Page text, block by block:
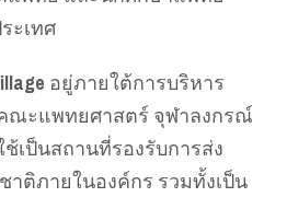
ะเทศ
อยู่ภายใต้การบริหาร
ณะแพทยศาสตร์ จุฬาลงกรณ์
เป็นสถานที่รองรับการส่ง
าติภายในองค์กร รวมทั้งเป็น